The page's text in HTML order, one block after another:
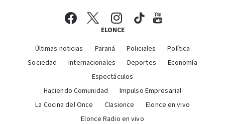
ELONCE
Últimas noticias Paraná Policiales
Política
Sociedad
Internacionales Deportes
Economía
Espectáculos
Haciendo Comunidad
Impulso Empresarial
La Cocina del Once
Clasionce
Elonce en vivo
Elonce Radio en vivo